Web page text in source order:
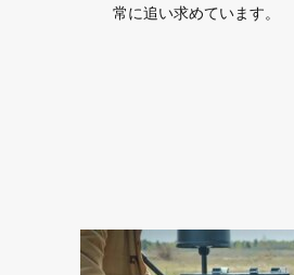
常に追い求めています。